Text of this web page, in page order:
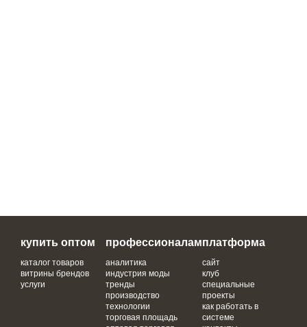
купить оптом
каталог товаров
витрины брендов
услуги
профессионалам
аналитика
индустрия моды
тренды
производство
технологии
торговая площадь
платформа
сайт
клуб
специальные
проекты
как работать в
системе